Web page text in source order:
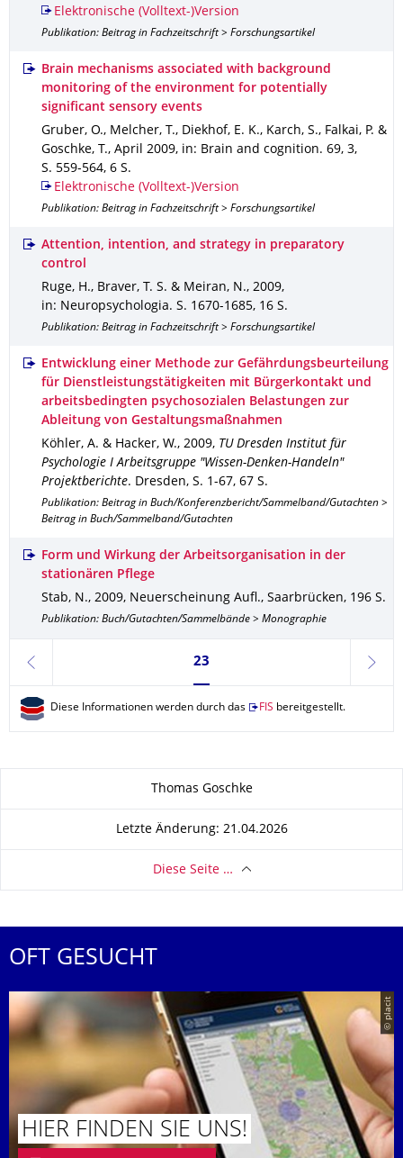
Elektronische (Volltext-)Version
Publikation: Beitrag in Fachzeitschrift > Forschungsartikel
Brain mechanisms associated with background
monitoring of the environment for potentially
significant sensory events
Gruber, O., Melcher, T., Diekhof, E. K., Karch, S., Falkai, P. &
Goschke, T., April 2009, in: Brain and cognition. 69, 3,
S. 559-564, 6 S.
Elektronische (Volltext-)Version
Publikation: Beitrag in Fachzeitschrift > Forschungsartikel
Attention, intention, and strategy in preparatory
control
Ruge, H., Braver, T. S. & Meiran, N., 2009,
in: Neuropsychologia. S. 1670-1685, 16 S.
Publikation: Beitrag in Fachzeitschrift > Forschungsartikel
Entwicklung einer Methode zur Gefährdungsbeurteilung
für Dienstleistungstätigkeiten mit Bürgerkontakt und
arbeitsbedingten psychosozialen Belastungen zur
Ableitung von Gestaltungsmaßnahmen
Köhler, A. & Hacker, W., 2009, TU Dresden Institut für
Psychologie I Arbeitsgruppe "Wissen-Denken-Handeln"
Projektberichte. Dresden, S. 1-67, 67 S.
Publikation: Beitrag in Buch/Konferenzbericht/Sammelband/Gutachten >
Beitrag in Buch/Sammelband/Gutachten
Form und Wirkung der Arbeitsorganisation in der
stationären Pflege
Stab, N., 2009, Neuerscheinung Aufl., Saarbrücken, 196 S.
Publikation: Buch/Gutachten/Sammelbände > Monographie
zurück
Seite 23, aktuell ausgewählt
23
weiter
Diese Informationen werden durch das FIS bereitgestellt.
Thomas Goschke
Letzte Änderung: 21.04.2026
Diese Seite …
OFT GESUCHT
© placit
HIER FINDEN SIE UNS!